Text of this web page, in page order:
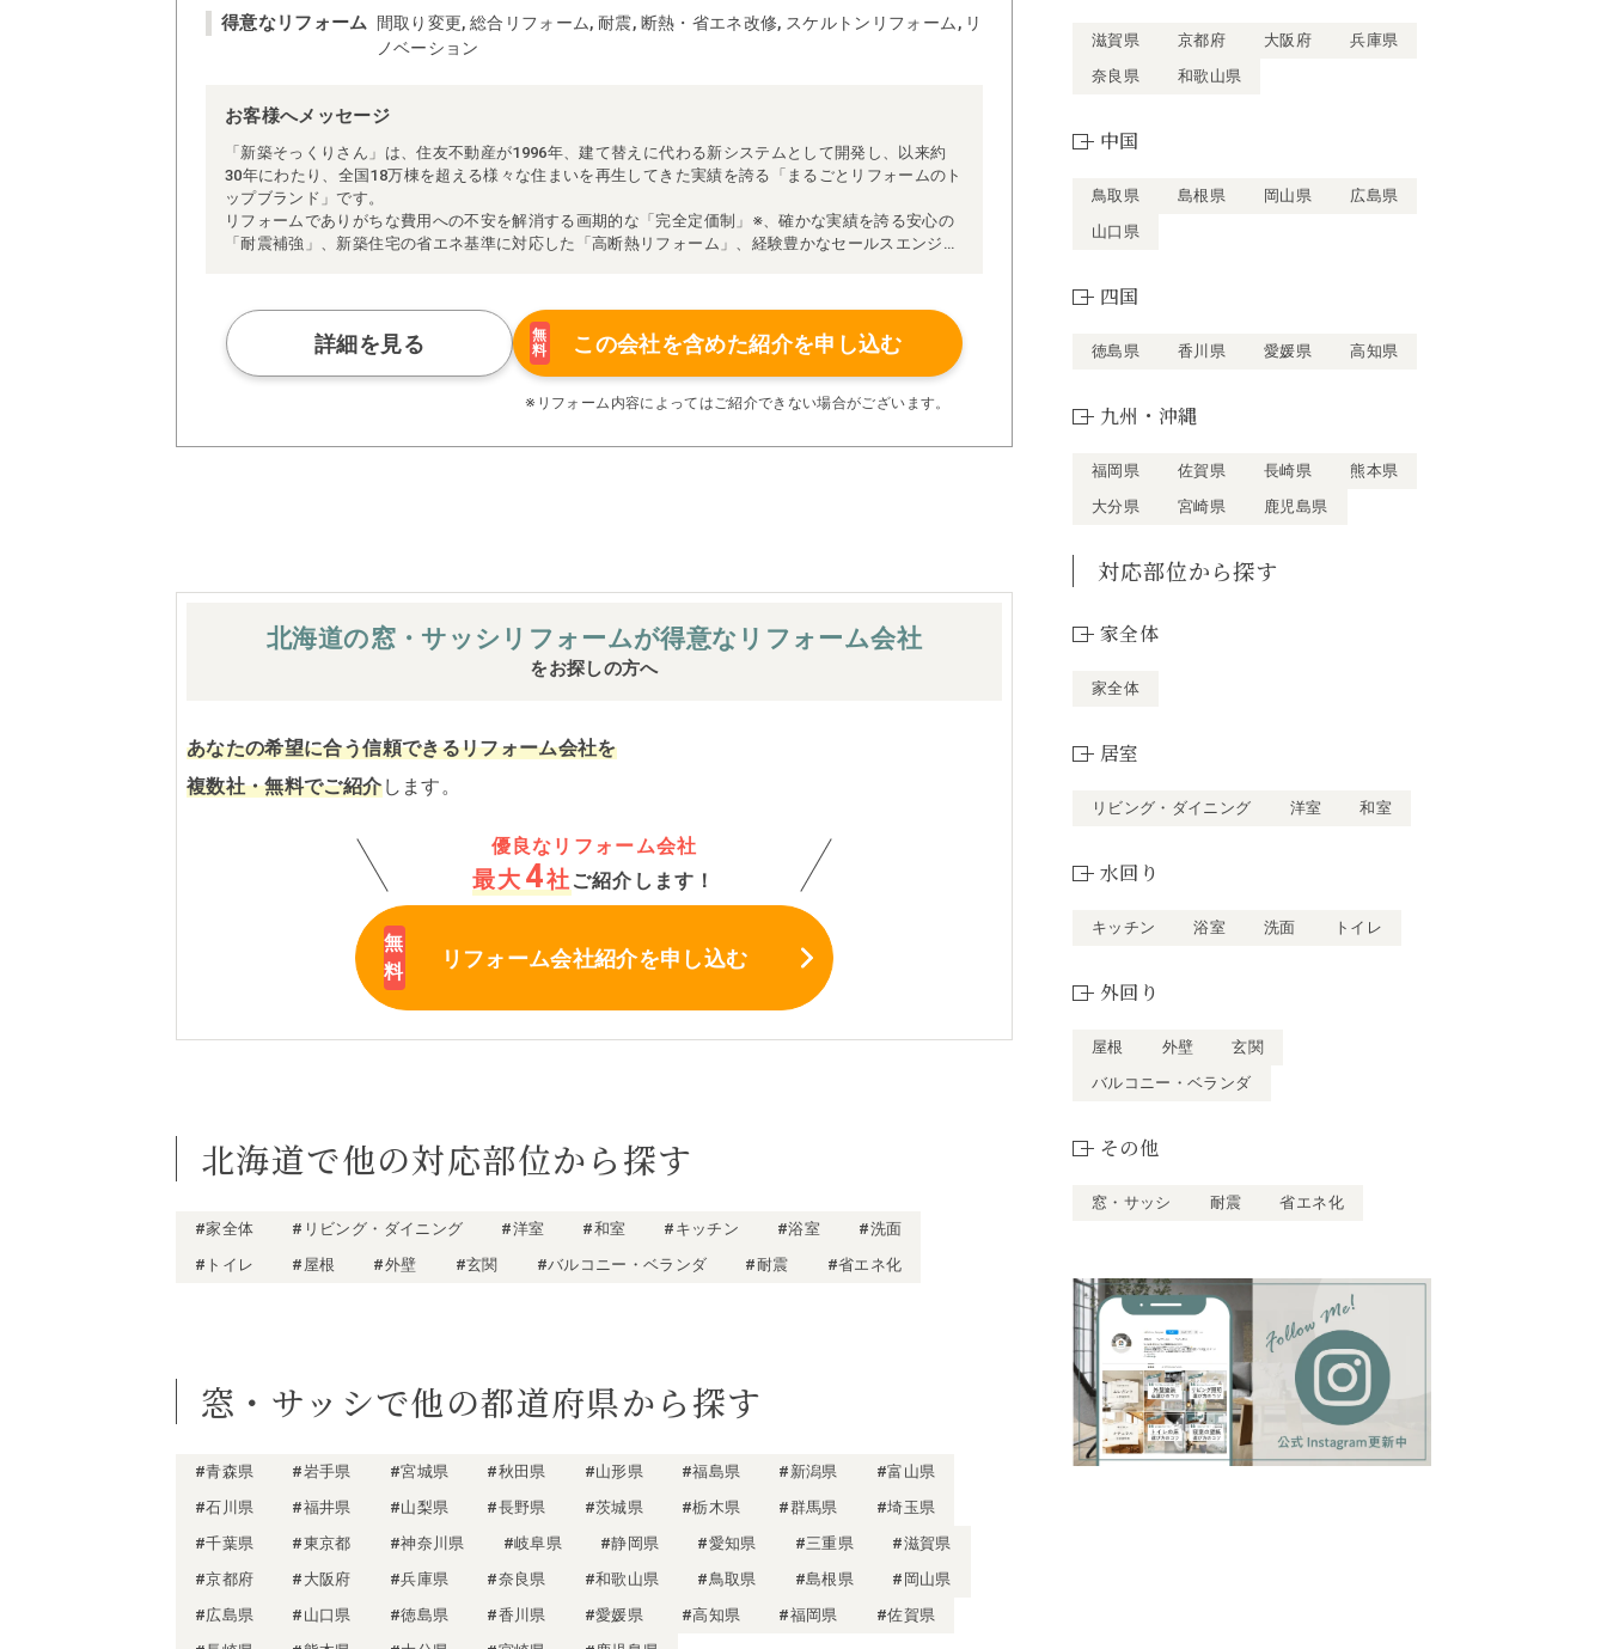
得意なリフォーム
間取り変更, 総合リフォーム, 耐震, 断熱・省エネ改修, スケルトンリフォーム, リ
ノベーション
お客様へメッセージ
「新築そっくりさん」は、住友不動産が1996年、建て替えに代わる新システムとして開発し、以来約
30年にわたり、全国18万棟を超える様々な住まいを再生してきた実績を誇る「まるごとリフォームのト
ップブランド」です。
リフォームでありがちな費用への不安を解消する画期的な「完全定価制」※、確かな実績を誇る安心の
「耐震補強」、新築住宅の省エネ基準に対応した「高断熱リフォーム」、経験豊かなセールスエンジニ
られた充実の施工マニュアルや検査体制により高い施工品質を実現。
さらに、住友不動産のリフォームならではの充実の保証、アフターサービス体制で工事後も安心です。
ぜひ、あなたの大切なお住まいの再生を私たちにお任せください！
※お客様のご要望による工事内容変更がない限り着工後の追加費用はありません。
詳細を見る
無
料
この会社を含めた紹介を申し込む
※リフォーム内容によってはご紹介できない場合がございます。
北海道の窓・サッシ リフォームが得意なリフォーム会社
をお探しの方へ
あなたの希望に合う信頼できるリフォーム会社を
複数社・無料でご紹介します。
優良なリフォーム会社
最大 4社 ご紹介します！
リフォーム会社紹介を申し込む
北海道で他の対応部位から探す
#家全体 #リビング・ダイニング #洋室 #和室 #キッチン #浴室
#洗面
#トイレ
#屋根 #外壁 #玄関 #バルコニー・ベランダ #耐震 #省エネ化
窓・サッシで他の都道府県から探す
#青森県 #岩手県 #宮城県 #秋田県 #山形県 #福島県 #新潟県
#富山県
#石川県
#福井県 #山梨県 #長野県 #茨城県 #栃木県 #群馬県
#埼玉県
#千葉県
#東京都 #神奈川県 #岐阜県 #静岡県 #愛知県 #三重県
#滋賀県
#京都府
#大阪府 #兵庫県 #奈良県 #和歌山県 #鳥取県 #島根県
#岡山県
#広島県
#山口県 #徳島県 #香川県 #愛媛県 #高知県 #福岡県
#佐賀県
滋賀県 京都府 大阪府
兵庫県
奈良県
和歌山県
中国
鳥取県 島根県 岡山県
広島県
山口県
四国
徳島県 香川県 愛媛県 高知県
九州・沖縄
福岡県 佐賀県 長崎県
熊本県
大分県
宮崎県 鹿児島県
対応部位から探す
家全体
家全体
居室
リビング・ダイニング 洋室 和室
水回り
キッチン 浴室 洗面 トイレ
外回り
屋根 外壁
玄関
バルコニー・ベランダ
その他
窓・サッシ 耐震 省エネ化